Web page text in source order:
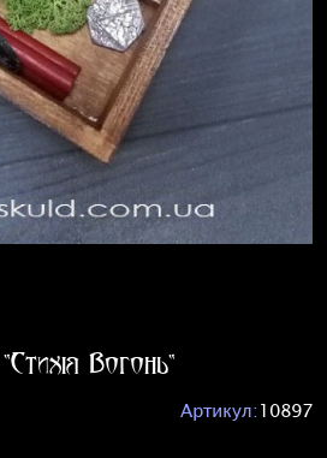
Вогонь"
Артикул:10897